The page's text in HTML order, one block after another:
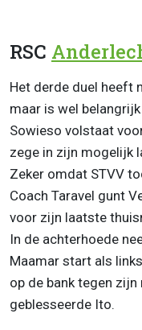
RSC
Het derde duel heeft
maar is wel
Sowieso volstaat
zege in zijn mogelijk
Zeker omdat STVV
Coach Taravel gunt
voor zijn laatste
In de achterhoede
Maamar start als
op de bank tegen
geblesseerde Ito.